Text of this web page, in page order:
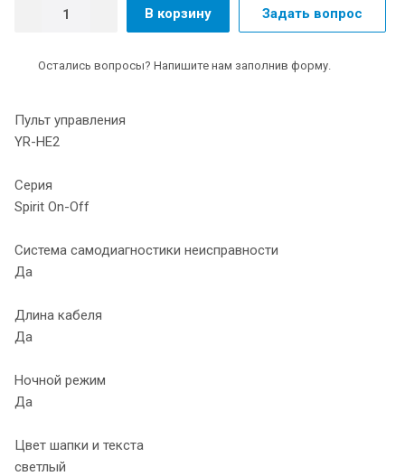
В корзину Задать вопрос
Остались вопросы? Напишите нам заполнив форму.
Пульт управления
YR-HE2
Серия
Spirit On-Off
Система самодиагностики неисправности
Да
Длина кабеля
Да
Ночной режим
Да
Цвет шапки и текста
светлый